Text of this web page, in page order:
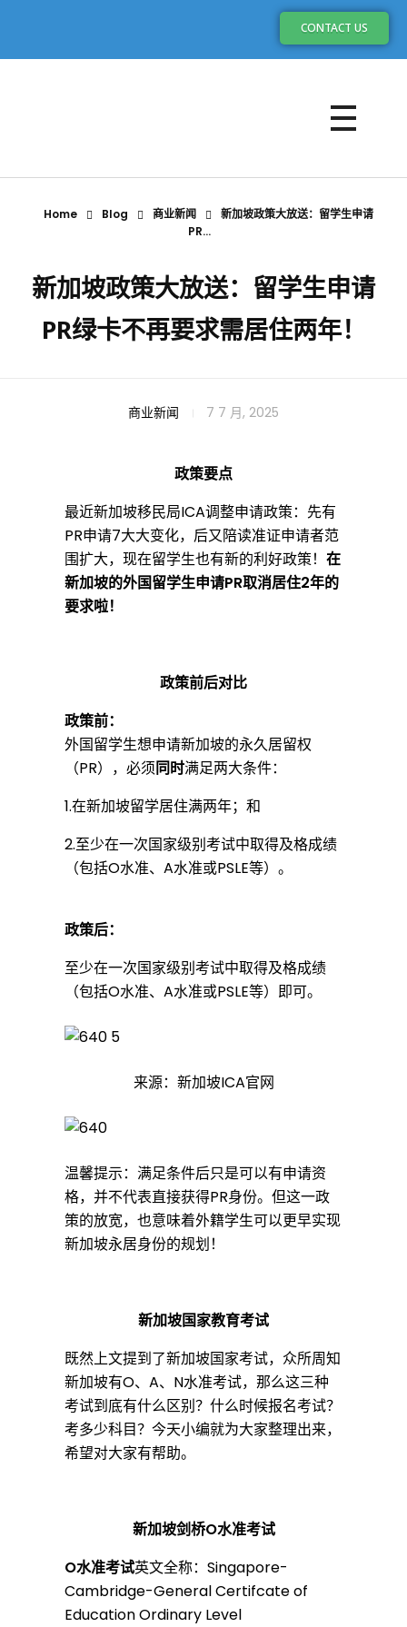
CONTACT US
Home Blog 商业新闻
新加坡政策大放送：留学生申请
PR...
新加坡政策大放送：留学生申请
PR绿卡不再要求需居住两年！
坡
政
大
放
送
：
留
学
申
请
R
绿
再
7 7 月, 2025
商业新闻
政策要点
最近新加坡移民局ICA调整申请政策：先有
PR申请7大大变化，后又陪读准证申请者范
围扩大，现在留学生也有新的利好政策！ 在
新加坡的外国留学生申请PR取消居住2年的
要求啦！
政策前后对比
政策前：
外国留学生想申请新加坡的永久居留权
（PR），必须同时满足两大条件：
1.在新加坡留学居住满两年；和
2.至少在一次国家级别考试中取得及格成绩
（包括O水准、A水准或PSLE等）。
政策后：
至少在一次国家级别考试中取得及格成绩
（包括O水准、A水准或PSLE等）即可。
来源：新加坡ICA官网
温馨提示：满足条件后只是可以有申请资
格，并不代表直接获得PR身份。但这一政
策的放宽，也意味着外籍学生可以更早实现
新加坡永居身份的规划！
新加坡国家教育考试
既然上文提到了新加坡国家考试，众所周知
新加坡有O、A、N水准考试，那么这三种
考试到底有什么区别？什么时候报名考试？
考多少科目？今天小编就为大家整理出来，
希望对大家有帮助。
新加坡剑桥O水准考试
O水准考试英文全称：Singapore-
Cambridge-General Certifcate of
Education Ordinary Level